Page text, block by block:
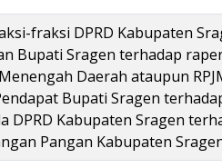
fraksi DPRD Kabupaten
Bupati Sragen terhadap
Daerah ataupun
Bupati Sragen
DPRD Kabupaten Sragen
Pangan Kabupaten